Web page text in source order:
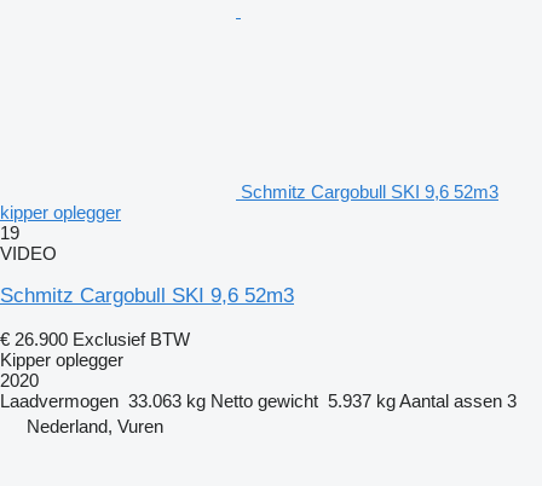
Schmitz Cargobull SKI 9,6 52m3
kipper oplegger
19
VIDEO
Schmitz Cargobull SKI 9,6 52m3
€ 26.900 Exclusief BTW
Kipper oplegger
2020
Laadvermogen 33.063 kg Netto gewicht 5.937 kgAantal assen 3
Nederland, Vuren